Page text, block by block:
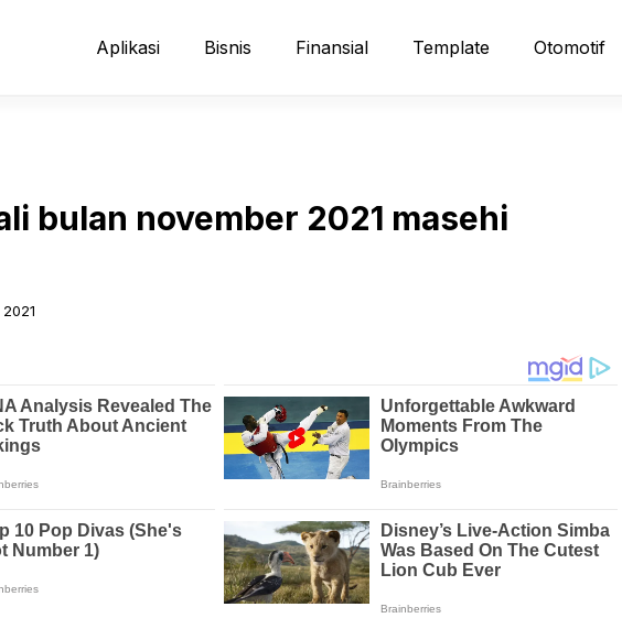
Aplikasi Bisnis Finansial Template Otomotif
bulan november 2021 masehi